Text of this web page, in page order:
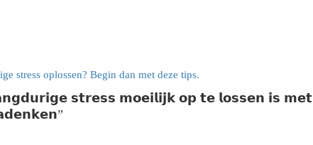
𝘀𝘁𝗿𝗲𝘀𝘀 𝗺𝗼𝗲𝗶𝗹𝗶𝗷𝗸 𝗼𝗽 𝘁𝗲 𝗹𝗼𝘀𝘀𝗲𝗻 𝗶𝘀 𝗺𝗲𝘁